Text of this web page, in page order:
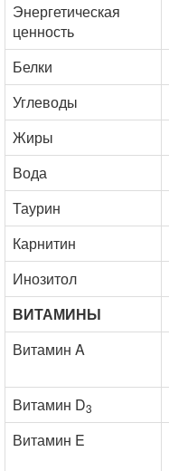
Энергетическая
ценность
Белки
Углеводы
Жиры
Вода
Таурин
Карнитин
Инозитол
ВИТАМИНЫ
Витамин A
Витамин D3
Витамин E